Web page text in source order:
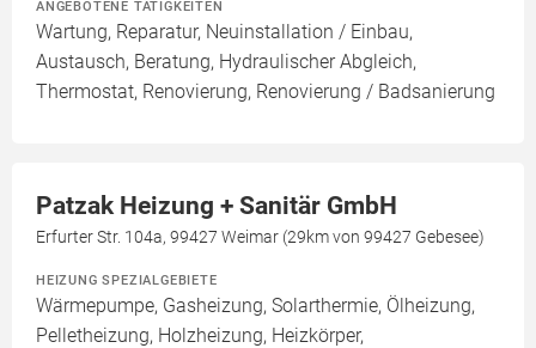
ANGEBOTENE TÄTIGKEITEN
Wartung, Reparatur, Neuinstallation / Einbau,
Austausch, Beratung, Hydraulischer Abgleich,
Thermostat, Renovierung, Renovierung / Badsanierung
Patzak Heizung + Sanitär GmbH
Erfurter Str. 104a, 99427 Weimar (29km von 99427 Gebesee)
HEIZUNG SPEZIALGEBIETE
Wärmepumpe, Gasheizung, Solarthermie, Ölheizung,
Pelletheizung, Holzheizung, Heizkörper,